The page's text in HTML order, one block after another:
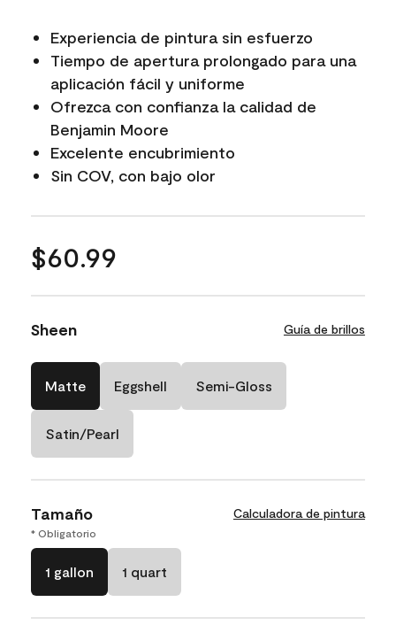
Experiencia de pintura sin esfuerzo
Tiempo de apertura prolongado para una
aplicación fácil y uniforme
Ofrezca con confianza la calidad de
Benjamin Moore
Excelente encubrimiento
Sin COV, con bajo olor
$60.99
Sheen Guía de brillos
Matte Eggshell Semi-Gloss
Satin/Pearl
Tamaño Calculadora de pintura
* Obligatorio
1 gallon 1 quart